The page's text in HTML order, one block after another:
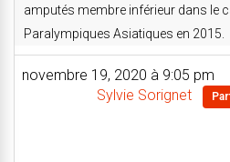
amputés membre inférieur dans le
Paralympiques Asiatiques en 2015.
novembre 19, 2020 à 9:05 pm
Sylvie Sorignet